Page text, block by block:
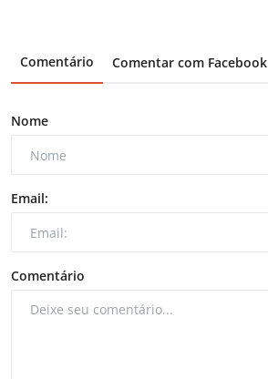
Comentário Comentar com Facebook
Nome
Email:
Comentário